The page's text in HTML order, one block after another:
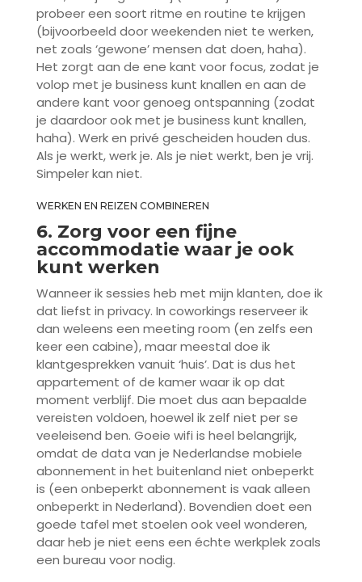
probeer een soort ritme en routine te krijgen
(bijvoorbeeld door weekenden niet te werken,
net zoals ‘gewone’ mensen dat doen, haha).
Het zorgt aan de ene kant voor focus, zodat je
volop met je business kunt knallen en aan de
andere kant voor genoeg ontspanning (zodat
je daardoor ook met je business kunt knallen,
haha). Werk en privé gescheiden houden dus.
Als je werkt, werk je. Als je niet werkt, ben je vrij.
Simpeler kan niet.
WERKEN EN REIZEN COMBINEREN
6. Zorg voor een fijne
accommodatie waar je ook
kunt werken
Wanneer ik sessies heb met mijn klanten, doe ik
dat liefst in privacy. In coworkings reserveer ik
dan weleens een meeting room (en zelfs een
keer een cabine), maar meestal doe ik
klantgesprekken vanuit ‘huis’. Dat is dus het
appartement of de kamer waar ik op dat
moment verblijf. Die moet dus aan bepaalde
vereisten voldoen, hoewel ik zelf niet per se
veeleisend ben. Goeie wifi is heel belangrijk,
omdat de data van je Nederlandse mobiele
abonnement in het buitenland niet onbeperkt
is (een onbeperkt abonnement is vaak alleen
onbeperkt in Nederland). Bovendien doet een
goede tafel met stoelen ook veel wonderen,
daar heb je niet eens een échte werkplek zoals
een bureau voor nodig.